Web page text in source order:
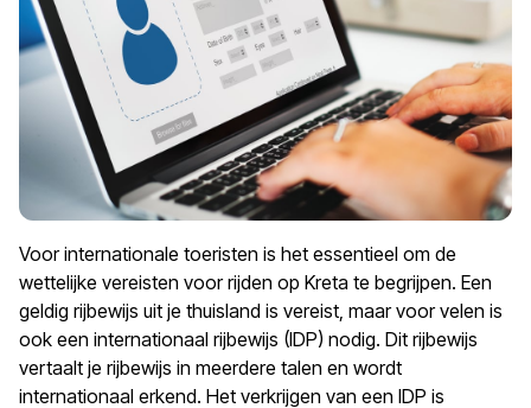
Voor internationale toeristen is het essentieel om de
wettelijke vereisten voor rijden op Kreta te begrijpen. Een
geldig rijbewijs uit je thuisland is vereist, maar voor velen is
ook een internationaal rijbewijs (IDP) nodig. Dit rijbewijs
vertaalt je rijbewijs in meerdere talen en wordt
internationaal erkend. Het verkrijgen van een IDP is